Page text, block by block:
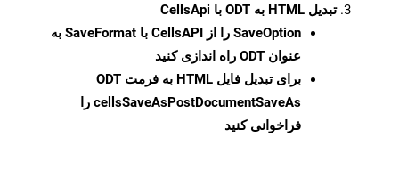
تبدیل HTML به ODT با CellsApi
SaveOption
را از CellsAPI با SaveFormat به
عنوان ODT راه اندازی کنید
برای تبدیل فایل HTML به فرمت
ODT
cellsSaveAsPostDocumentSaveAs را
فراخوانی کنید